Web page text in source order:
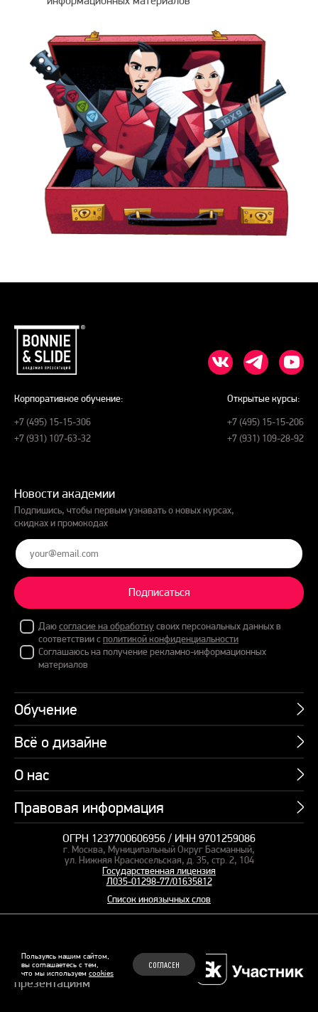
Пользуясь нашим сайтом,
вы соглашаетесь с тем,
что мы используем cookies
СОГЛАСЕН
Корпоративное обучение:
+7 (495) 15-15-306
+7 (931) 107-63-32
Открытые курсы:
+7 (495) 15-15-206
+7 (931) 109-28-92
Новости академии
Подпишись, чтобы первым узнавать о новых курсах,
скидках и промокодах
Подписаться
Даюсогласие на обработкусвоих персональных данных в
соответствии сполитикой конфиденциальности
Соглашаюсь на получение рекламно-информационных
материалов
Обучение
Курсы
Пакетные предложения
Профессии
Подарочные сертификаты
Корпоративное обучение
Курсы для сотрудников
Пакетные предложения
Всё о дизайне
Учебник по презентациям
Банк слайдов
Вебинары
Студия дизайна
Заказать презентацию
О нас
Об академии
СМИ о нас
Правовая информация
Карта сайта
Оферта и лицензия
Политика конфиденциальности
Рекомендательные технологии
Файлы Cookie
ОГРН 1237700606956 / ИНН 9701259086
г. Москва, Муниципальный Округ Басманный,
ул. Нижняя Красносельская, д. 35, стр. 2, 104
Государственная лицензия
Л035-01298-77/01635812
Список иноязычных слов
© 2015–2026 Бонни и Слайд
Обучающие курсы по
презентациям